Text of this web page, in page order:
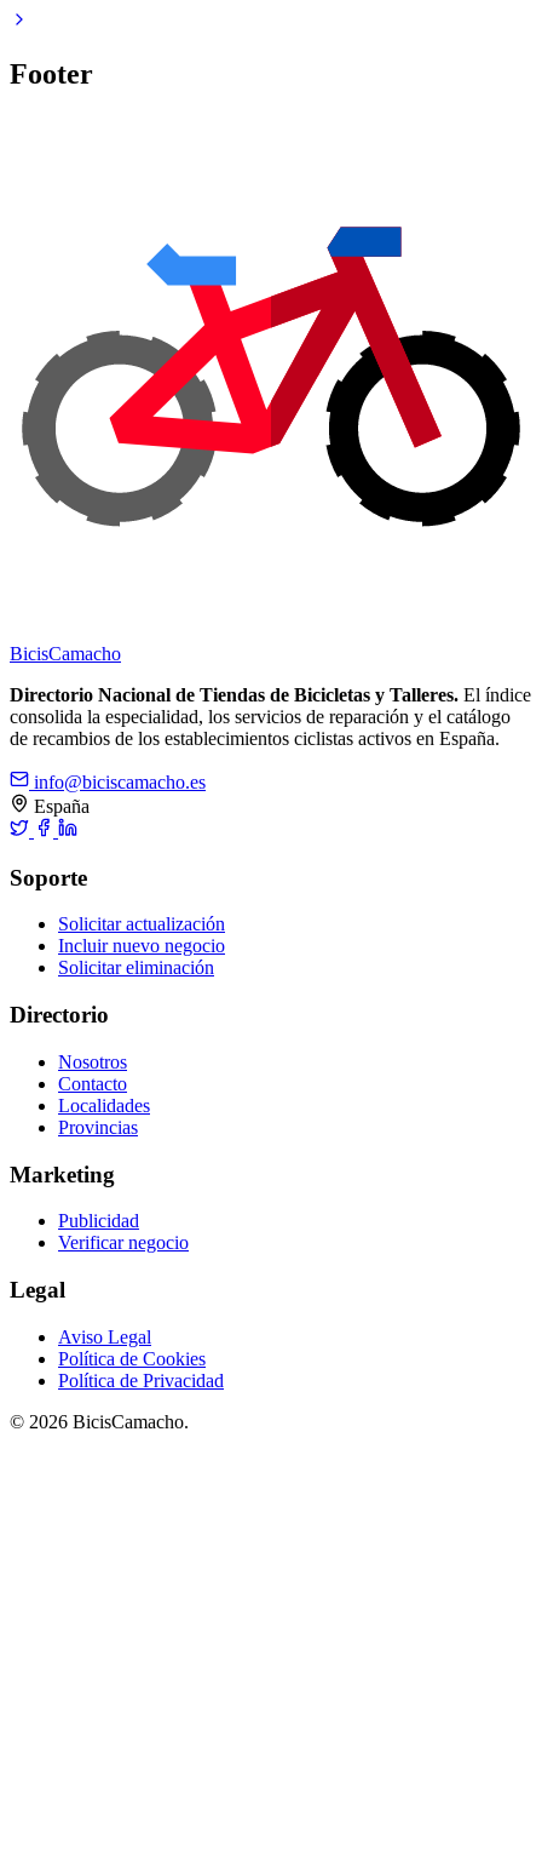
Footer
BicisCamacho
Directorio Nacional de Tiendas de Bicicletas y Talleres. El índice
consolida la especialidad, los servicios de reparación y el catálogo
de recambios de los establecimientos ciclistas activos en España.
info@biciscamacho.es
España
Soporte
Solicitar actualización
Incluir nuevo negocio
Solicitar eliminación
Directorio
Nosotros
Contacto
Localidades
Provincias
Marketing
Publicidad
Verificar negocio
Legal
Aviso Legal
Política de Cookies
Política de Privacidad
© 2026 BicisCamacho.